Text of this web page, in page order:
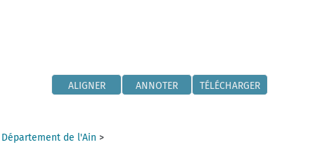
ALIGNER ANNOTER TÉLÉCHARGER
Département de l'Ain >